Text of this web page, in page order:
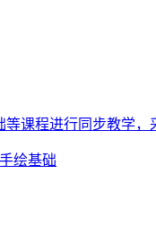
课程进行同步教学
绘基础